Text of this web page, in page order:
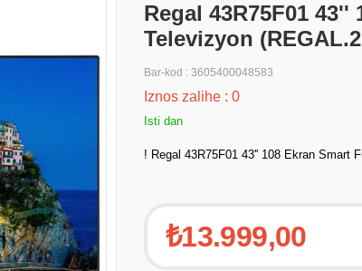
Regal 43R75F01
Televizyon
Bar-kod : 3605400048583
Iznos zalihe : 0
Isti dan
! Regal 43R75F01 43'' 108 Ekran Smart
₺13.999,00